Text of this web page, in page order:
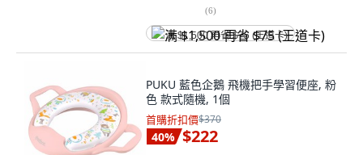
(6)
满 $1,500 再省 $75 (王道卡)
PUKU 藍色企鵝 飛機把手學習便座, 粉
色 款式隨機, 1個
首購折扣價$370
40% $222